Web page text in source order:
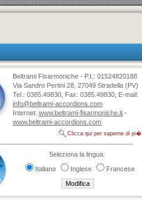
Beltrami Fisarmoniche - P.I.: 01524820188
Via Sandro Pertini 28, 27049 Stradella (PV)
Tel.: 0385.49830, Fax: 0385.49830, E-mail:
info@beltrami-accordions.com
Internet: www.beltrami-fisarmoniche.it -
www.beltrami-accordions.com
Clicca qui per saperne di pi�
Seleziona la lingua:
Italiano
Inglese Francese